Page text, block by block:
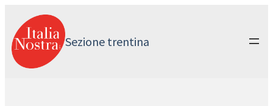
contenuto
Sezione trentina